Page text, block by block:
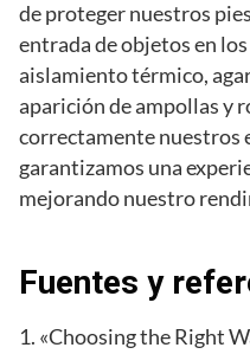
de proteger nuestros
entrada de objetos en
aislamiento térmico,
aparición de ampollas y
correctamente nuestros
garantizamos una
mejorando nuestro
Fuentes y
1. «Choosing the Right